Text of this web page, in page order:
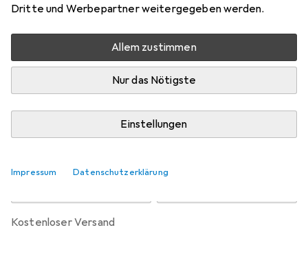
Dritte und Werbepartner weitergegeben werden.
Allem zustimmen
Nur das Nötigste
Einstellungen
Impressum Datenschutzerklärung
Nur 2 Stück an Lager beim Drittanbieter
Lieferort angeben für genaue Lieferzeit
Angebot von i
StockNet ConnectFR
kostenloser Versand